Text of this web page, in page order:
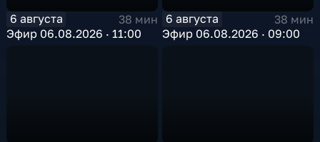
6 августа
38 мин
Эфир 06.08.2026 · 11:00
6 августа
38 мин
Эфир 06.08.2026 · 09:00